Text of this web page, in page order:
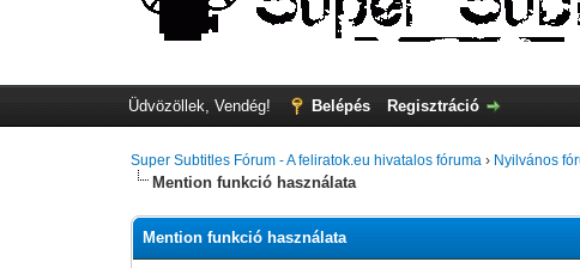
Üdvözöllek, Vendég! Belépés Regisztráció
Super Subtitles Fórum - A feliratok.eu hivatalos fóruma › Nyilvános
Mention funkció használata
Mention funkció használata